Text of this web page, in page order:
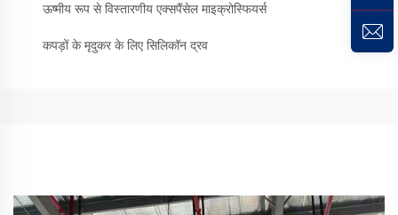
ऊष्मीय रूप से विस्तारणीय एक्सपैंसेल माइक्रोस्फियर्स
कपड़ों के मृदुकर के लिए सिलिकॉन द्रव